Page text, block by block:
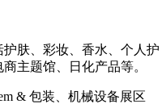
肤、彩妆、香水、个人护
主题馆、日化产品等。
& 包装、机械设备展区